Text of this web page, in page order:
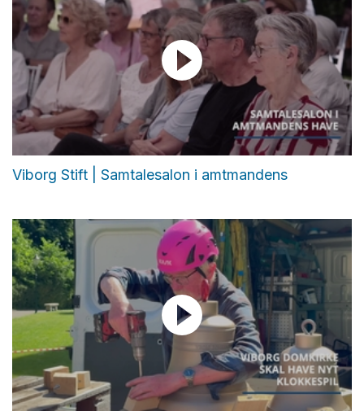
Viborg Stift | Samtalesalon i amtmandens